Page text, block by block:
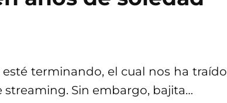
terminando, el cual nos ha traído
Sin embargo, bajita…